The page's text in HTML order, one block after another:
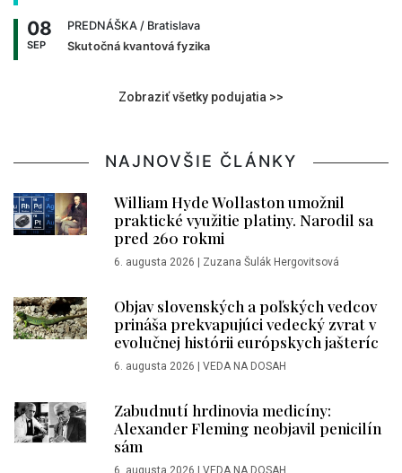
08
SEP
PREDNÁŠKA / Bratislava
Skutočná kvantová fyzika
Zobraziť všetky podujatia >>
NAJNOVŠIE ČLÁNKY
William Hyde Wollaston umožnil
praktické využitie platiny. Narodil sa
pred 260 rokmi
6. augusta 2026 Zuzana Šulák Hergovitsová
Objav slovenských a poľských vedcov
prináša prekvapujúci vedecký zvrat v
evolučnej histórii európskych jašteríc
6. augusta 2026 VEDA NA DOSAH
Zabudnutí hrdinovia medicíny:
Alexander Fleming neobjavil penicilín
sám